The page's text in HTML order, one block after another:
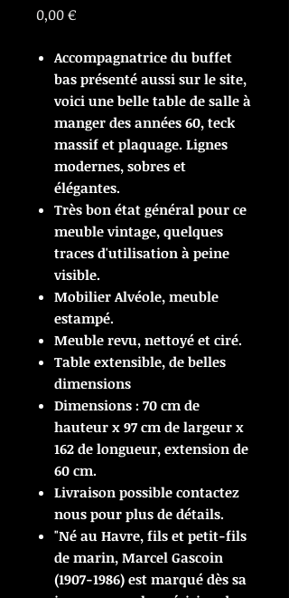
0,00 €Prix
Accompagnatrice du buffet
bas présenté aussi sur le site,
voici une belle table de salle à
manger des années 60, teck
massif et plaquage. Lignes
modernes, sobres et
élégantes.
Très bon état général pour ce
meuble vintage, quelques
traces d'utilisation à peine
visible.
Mobilier Alvéole, meuble
estampé.
Meuble revu, nettoyé et ciré.
Table extensible, de belles
dimensions
Dimensions : 70 cm de
hauteur x 97 cm de largeur x
162 de longueur, extension de
60 cm.
Livraison possible contactez
nous pour plus de détails.
"Né au Havre, fils et petit-fils
de marin, Marcel Gascoin
(1907-1986) est marqué dès sa